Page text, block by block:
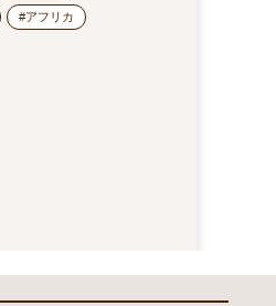
#アフリカ